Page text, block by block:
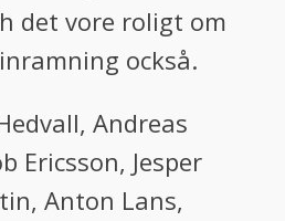
det vore roligt om
också.
Andreas
Ericsson, Jesper
Anton Lans,